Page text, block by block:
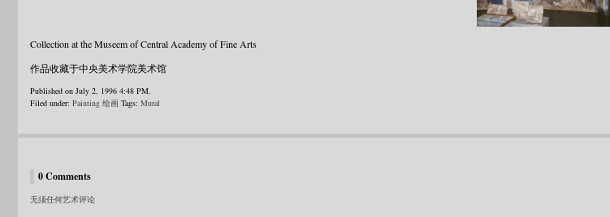
Collection at the Museem of Central Academy of Fine Arts
作品收藏于中央美术学院美术馆
Published on July 2, 1996 4:48 PM.
Filed under: Painting 绘画 Tags: Mural
0 Comments
无须任何艺术评论